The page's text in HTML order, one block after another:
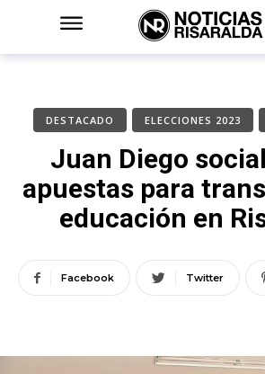
DESTACADO ELECCIONES 2023
Juan Diego
apuestas para
educación en
Facebook Twitter